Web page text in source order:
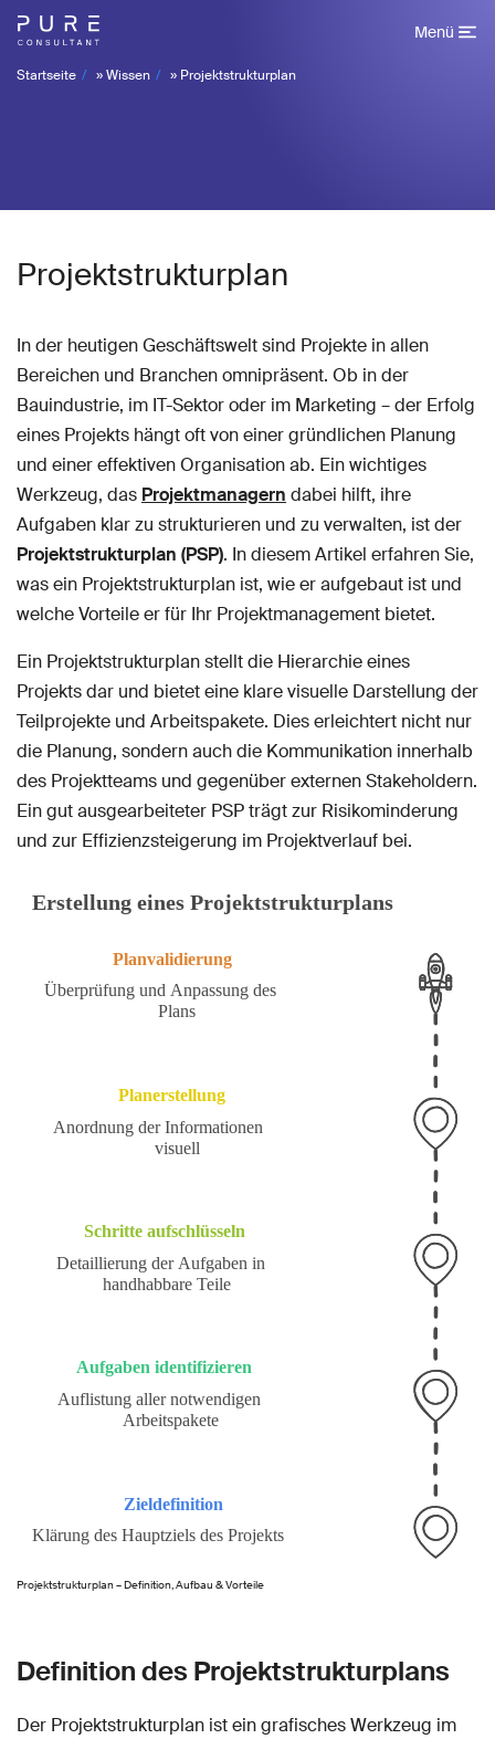
Menü
Startseite »Wissen » Projektstrukturplan
Projektstrukturplan
In der heutigen Geschäftswelt sind Projekte in allen
Bereichen und Branchen omnipräsent. Ob in der
Bauindustrie, im IT-Sektor oder im Marketing – der Erfolg
eines Projekts hängt oft von einer gründlichen Planung
und einer effektiven Organisation ab. Ein wichtiges
Werkzeug, das Projektmanagern dabei hilft, ihre
Aufgaben klar zu strukturieren und zu verwalten, ist der
Projektstrukturplan (PSP). In diesem Artikel erfahren Sie,
was ein Projektstrukturplan ist, wie er aufgebaut ist und
welche Vorteile er für Ihr Projektmanagement bietet.
Ein Projektstrukturplan stellt die Hierarchie eines
Projekts dar und bietet eine klare visuelle Darstellung der
Teilprojekte und Arbeitspakete. Dies erleichtert nicht nur
die Planung, sondern auch die Kommunikation innerhalb
des Projektteams und gegenüber externen Stakeholdern.
Ein gut ausgearbeiteter PSP trägt zur Risikominderung
und zur Effizienzsteigerung im Projektverlauf bei.
Projektstrukturplan – Definition, Aufbau & Vorteile
Definition des Projektstrukturplans
Der Projektstrukturplan ist ein grafisches Werkzeug im